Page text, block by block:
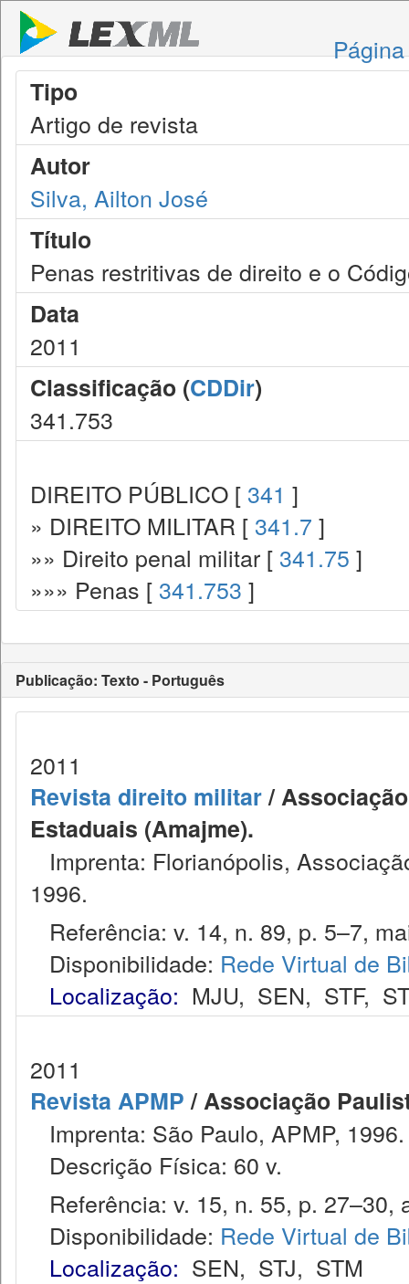
Tipo
Artigo de revista
Autor
Silva, Ailton José
Título
Penas restritivas de direito e o
Data
2011
Classificação (CDDir)
341.753
DIREITO PÚBLICO [ 341 ]
» DIREITO MILITAR [ 341.7 ]
»» Direito penal militar [ 341.75 ]
»»» Penas [ 341.753 ]
Publicação: Texto - Português
2011
Revista direito militar/
Estaduais (Amajme).
Imprenta: Florianópolis,
1996.
Referência: v. 14, n. 89, p. 5–7,
Disponibilidade: Rede Virtual de
Localização: MJU, SEN, STF,
2011
Revista APMP/ Associação
Imprenta: São Paulo, APMP, 1996.
Descrição Física: 60 v.
Referência: v. 15, n. 55, p. 27–30,
Disponibilidade: Rede Virtual de
Localização: SEN, STJ, STM